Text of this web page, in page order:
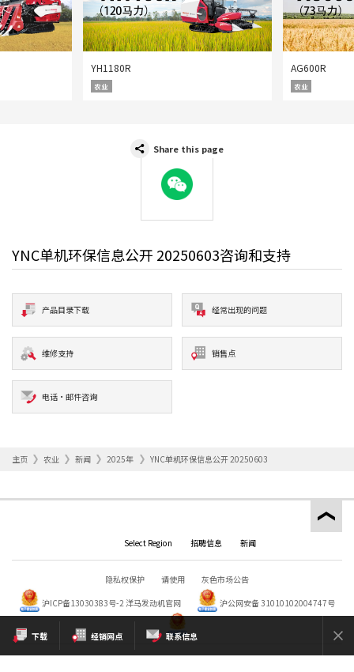
YH1180R
农业
AG600R
农业
下载 经销网点 联系信息
Share this page
WeChat
YNC单机环保信息公开 20250603咨询和支持
产品目录下载 经常出现的问题
维修支持 销售点
电话·邮件咨询
主页 农业 新闻 2025年 YNC单机环保信息公开 20250603
Select Region 招聘信息 新闻
隐私权保护 请使用
灰色市场公告
沪ICP备13030383号-2 洋马发动机官网 沪公网安备 31010102004747号